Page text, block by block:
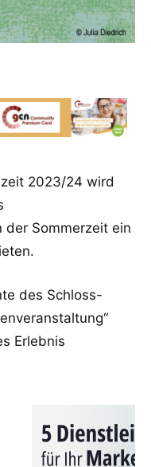
2023/24 wird
der Sommerzeit ein
des Schloss-
Erlebnis